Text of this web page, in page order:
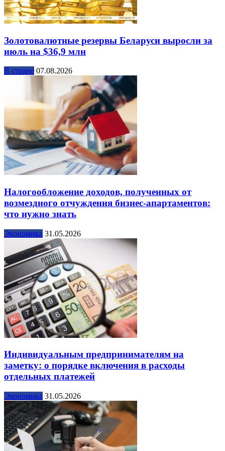
Золотовалютные резервы Беларуси выросли за
июль на $36,9 млн
В стране 07.08.2026
Налогообложение доходов, полученных от
возмездного отчуждения бизнес-апартаментов:
что нужно знать
Экономика 31.05.2026
Индивидуальным предпринимателям на
заметку: о порядке включения в расходы
отдельных платежей
Экономика 31.05.2026